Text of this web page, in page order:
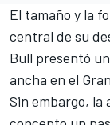
El tamaño y la
central de su
Bull presentó
ancha en el
Sin embargo, la